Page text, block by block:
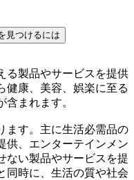
見つけるには
る製品やサービスを提供
健康、美容、娯楽に至る
まれます。
ます。主に生活必需品の
供、エンターテインメン
ない製品やサービスを提
同時に、生活の質や社会